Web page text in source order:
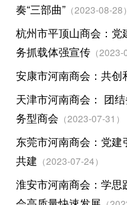
奏“三部曲”（2023-08-28）
杭州市平顶山商会：党
务抓载体强宣传（2023-
安康市河南商会：共创
天津市河南商会： 团
务型商会 （2023-07-31）
东莞市河南商会：党
共建 （2023-07-24）
淮安市河南商会：学